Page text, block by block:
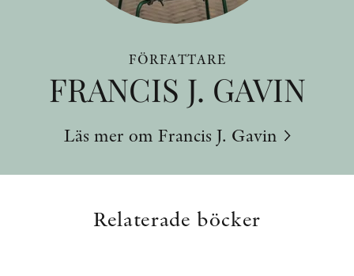
FÖRFATTARE
FRANCIS J. GAVIN
Läs mer om Francis J. Gavin
Relaterade böcker